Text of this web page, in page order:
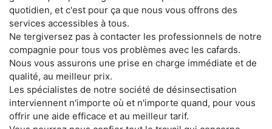
quotidien, et c'est pour ça que nous vous offrons des
services accessibles à tous.
Ne tergiversez pas à contacter les professionnels de notre
compagnie pour tous vos problèmes avec les cafards.
Nous vous assurons une prise en charge immédiate et de
qualité, au meilleur prix.
Les spécialistes de notre société de désinsectisation
interviennent n'importe où et n'importe quand, pour vous
offrir une aide efficace et au meilleur tarif.